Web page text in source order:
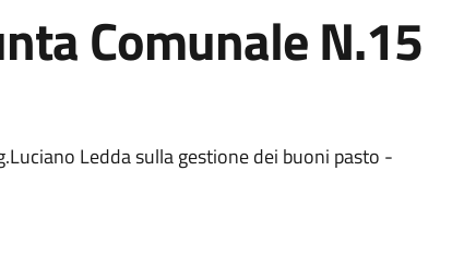
Comunale N.15
Ledda sulla gestione dei buoni pasto -